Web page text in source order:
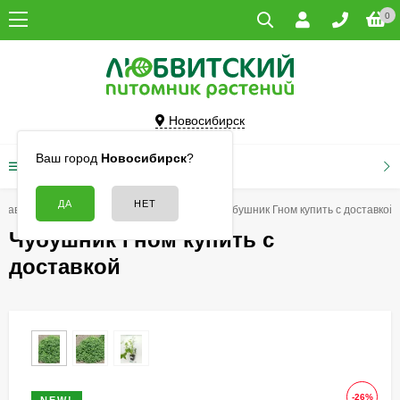
0
Новосибирск
Ваш город Новосибирск?
КАТАЛОГ ТОВАРОВ
Кустарники Чубушники Чубушник Гном купить с доставкой
Чубушник Гном купить с
доставкой
-26%